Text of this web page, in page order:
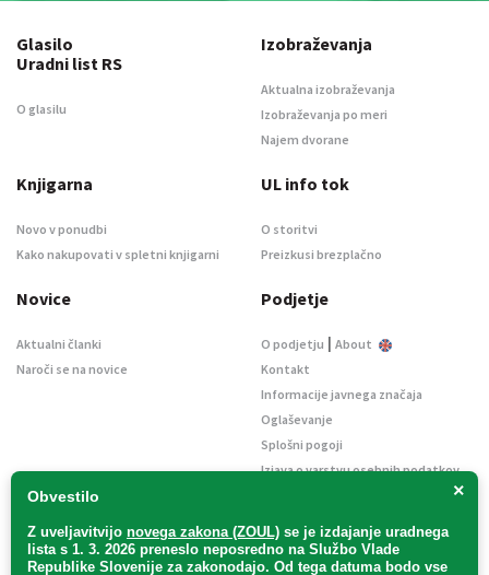
×
Obvestilo
Z uveljavitvijo novega zakona (ZOUL) se je izdajanje uradnega
lista s 1. 3. 2026 preneslo neposredno na Službo Vlade
Republike Slovenije za zakonodajo. Od tega datuma bodo vse
Glasilo
Uradni list RS
O glasilu
Izobraževanja
Aktualna izobraževanja
Izobraževanja po meri
Najem dvorane
Knjigarna
Novo v ponudbi
Kako nakupovati v spletni knjigarni
UL info tok
O storitvi
Preizkusi brezplačno
Novice
Aktualni članki
Naroči se na novice
Podjetje
O podjetju | About
Kontakt
Informacije javnega značaja
Oglaševanje
Splošni pogoji
Izjava o varstvu osebnih podatkov